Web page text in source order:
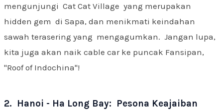
mengunjungi Cat Cat Village yang merupakan
hidden gem di Sapa, dan menikmati keindahan
sawah terasering yang mengagumkan. Jangan lupa,
kita juga akan naik cable car ke puncak Fansipan,
"Roof of Indochina"!
2. Hanoi - Ha Long Bay: Pesona Keajaiban